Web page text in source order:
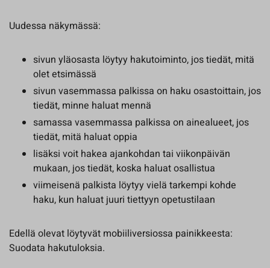
Uudessa näkymässä:
sivun yläosasta löytyy hakutoiminto, jos tiedät, mitä
olet etsimässä
sivun vasemmassa palkissa on haku osastoittain, jos
tiedät, minne haluat mennä
samassa vasemmassa palkissa on ainealueet, jos
tiedät, mitä haluat oppia
lisäksi voit hakea ajankohdan tai viikonpäivän
mukaan, jos tiedät, koska haluat osallistua
viimeisenä palkista löytyy vielä tarkempi kohde
haku, kun haluat juuri tiettyyn opetustilaan
Edellä olevat löytyvät mobiiliversiossa painikkeesta:
Suodata hakutuloksia.